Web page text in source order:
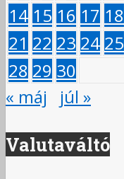
14 15 16 17 18
21 22 23 24 25
28 29 30
« máj
júl »
Valutaváltó